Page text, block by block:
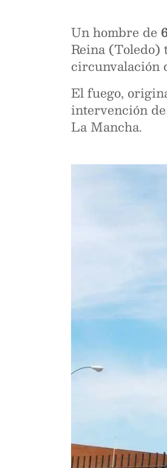
Un hombre de
Reina (Toledo)
circunvalación
El fuego,
intervención
La Mancha.